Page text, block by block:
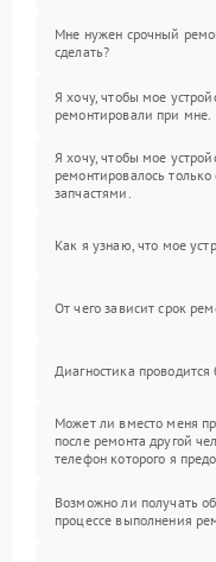
Мне нужен срочный
сделать?
Я хочу, чтобы мое
ремонтировали при мне.
Я хочу, чтобы мое
ремонтировалось
запчастями.
Как я узнаю, что мое
От чего зависит срок
Диагностика проводится
Может ли вместо меня
после ремонта другой
телефон которого я
Возможно ли получать
процессе выполнения